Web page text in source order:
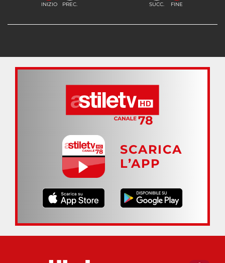
INIZIO PREC. SUCC. FINE
SCARICA
L’APP